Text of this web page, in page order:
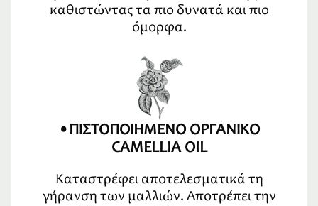
καθιστώντας τα πιο δυνατά και πιο
όμορφα.
•ΠΙΣΤΟΠΟΙΗΜΕΝΟ ΟΡΓΑΝΙΚΟ
CAMELLIA OIL
Καταστρέφει αποτελεσματικά τη
γήρανση των μαλλιών. Αποτρέπει την